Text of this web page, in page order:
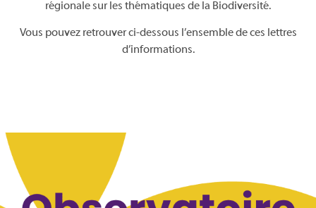
régionale sur les thématiques de la Biodiversité.
Vous pouvez retrouver ci-dessous l’ensemble de ces lettres
d’informations.